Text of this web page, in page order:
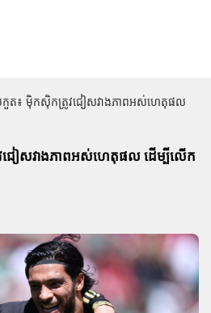
កួត៖ ម៉ិកស៊ិកត្រូវជៀសវាងភាពអស់ហេតុផល
ៀសវាងភាពអស់ហេតុផល ដើម្បីលើក